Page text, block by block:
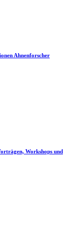
Ahnenforscher
Workshops und